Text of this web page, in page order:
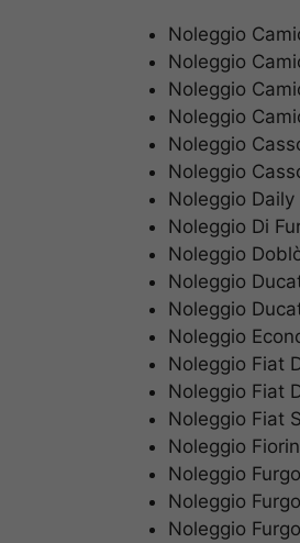
Noleggio
Noleggio
Noleggio
Noleggio
Noleggio
Noleggio
Noleggio
Noleggio Di
Noleggio
Noleggio
Noleggio
Noleggio
Noleggio
Noleggio
Noleggio
Noleggio
Noleggio
Noleggio
Noleggio